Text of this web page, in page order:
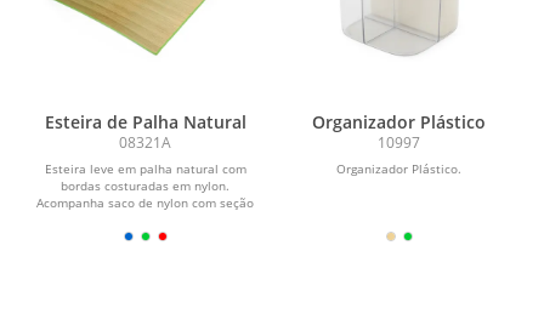
Esteira de Palha Natural
08321A
Esteira leve em palha natural com
bordas costuradas em nylon.
Acompanha saco de nylon com seção
Organizador Plástico
10997
Organizador Plástico.